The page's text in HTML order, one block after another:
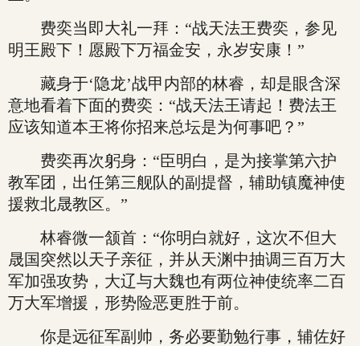
费奕当即大礼一拜：“战天法王费奕，参见
明王殿下！愿殿下万福金安，永岁安康！”
藏身于‘隐龙’战甲内部的林睿，却是眼含深
意地看着下面的费奕：“战天法王请起！费法王
应该知道本王将你招来总坛是为何事吧？”
费奕再次躬身：“臣明白，是为接掌第六护
教军团，出任第三舰队的副提督，辅助镇魔神使
援救北晟教区。”
林睿微一颔首：“你明白就好，这次不但大
晟国突然以天子亲征，并从天渊中抽调三百万大
军加强攻势，大辽与大魏也有两位神使统率二百
万大军增援，形势险恶更胜于前。
你是远征军副帅，务必要勤勉行事，辅佐好